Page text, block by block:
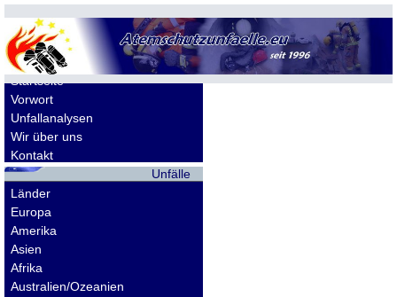
Allgemeines
Startseite
Vorwort
Unfallanalysen
Wir über uns
Kontakt
Unfälle
Länder
Europa
Amerika
Asien
Afrika
Australien/Ozeanien